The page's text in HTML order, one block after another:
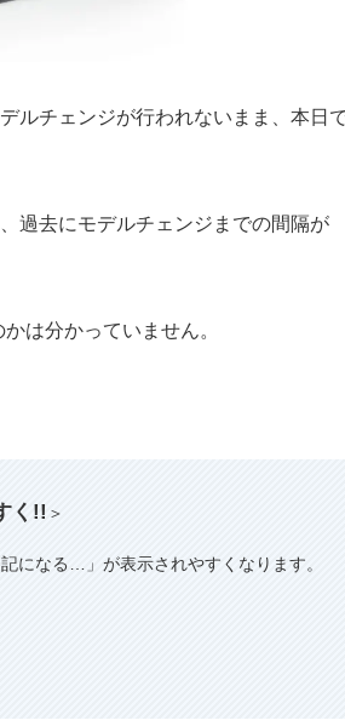
ルチェンジが行われないまま、本日
過去にモデルチェンジまでの間隔が
は分かっていません。
く!! ＞
になる…」が表示されやすくなります。